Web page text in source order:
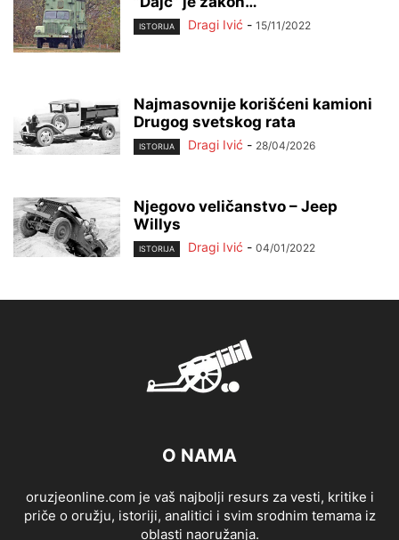
ISTORIJA Dragi Ivić - 15/11/2022
Najmasovnije korišćeni kamioni
Drugog svetskog rata
ISTORIJA Dragi Ivić - 28/04/2026
Njegovo veličanstvo – Jeep
Willys
ISTORIJA Dragi Ivić - 04/01/2022
O NAMA
oruzjeonline.com je vaš najbolji resurs za vesti, kritike i
priče o oružju, istoriji, analitici i svim srodnim temama iz
oblasti naoružanja.